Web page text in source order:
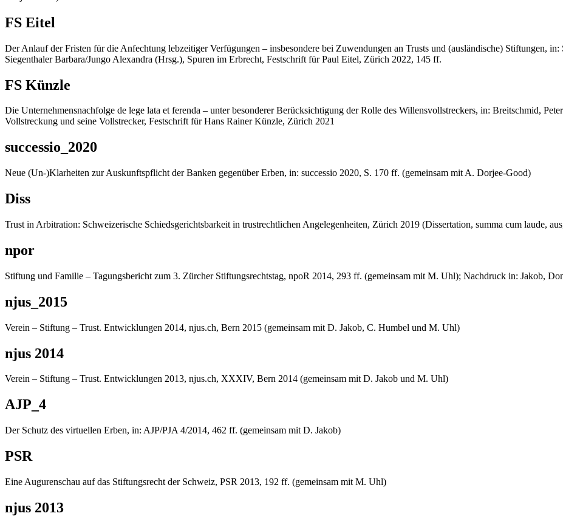
FS Eitel
Der Anlauf der Fristen für die Anfechtung lebzeitiger Verfügungen – insbesondere bei Zuwendungen an Trusts und (ausländische) Stiftungen,
Siegenthaler Barbara/Jungo Alexandra (Hrsg.), Spuren im Erbrecht, Festschrift für Paul Eitel, Zürich 2022, 145 ff.
FS Künzle
Die Unternehmensnachfolge de lege lata et ferenda – unter besonderer Berücksichtigung der Rolle des Willensvollstreckers, in: Breitschmid,
Vollstreckung und seine Vollstrecker, Festschrift für Hans Rainer Künzle, Zürich 2021
successio_2020
Neue (Un-)Klarheiten zur Auskunftspflicht der Banken gegenüber Erben, in: successio 2020, S. 170 ff. (gemeinsam mit A. Dorjee-Good)
Diss
Trust in Arbitration: Schweizerische Schiedsgerichtsbarkeit in trustrechtlichen Angelegenheiten, Zürich 2019 (Dissertation, summa cum laude,
npor
Stiftung und Familie – Tagungsbericht zum 3. Zürcher Stiftungsrechtstag, npoR 2014, 293 ff. (gemeinsam mit M. Uhl); Nachdruck in: Jakob,
njus_2015
Verein – Stiftung – Trust. Entwicklungen 2014, njus.ch, Bern 2015 (gemeinsam mit D. Jakob, C. Humbel und M. Uhl)
njus 2014
Verein – Stiftung – Trust. Entwicklungen 2013, njus.ch, XXXIV, Bern 2014 (gemeinsam mit D. Jakob und M. Uhl)
AJP_4
Der Schutz des virtuellen Erben, in: AJP/PJA 4/2014, 462 ff. (gemeinsam mit D. Jakob)
PSR
Eine Augurenschau auf das Stiftungsrecht der Schweiz, PSR 2013, 192 ff. (gemeinsam mit M. Uhl)
njus 2013